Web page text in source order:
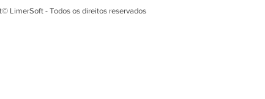
LimerSoft - Todos os direitos reservados